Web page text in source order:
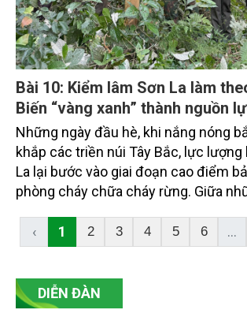
Bài 10: Kiểm lâm Sơn La làm
Biến “vàng xanh” thành nguồn
Những ngày đầu hè, khi nắng nóng
khắp các triền núi Tây Bắc, lực lượng
La lại bước vào giai đoạn cao điểm
phòng cháy chữa cháy rừng. Giữa
của Chủ tịch Hồ Chí Minh: “Rừng là
biết bảo vệ, xây dựng thì rừng rất
gìn giữ và phát triển “lá phổi xanh”
ngõ Tây Bắc.
‹ 1 2 3 4 5 6 ...
DIỄN ĐÀN